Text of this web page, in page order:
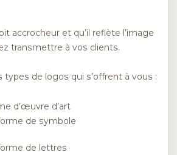
accrocheur et qu’il reflète l’image
transmettre à vos clients.
types de logos qui s’offrent à vous :
d’œuvre d’art
de symbole
de lettres